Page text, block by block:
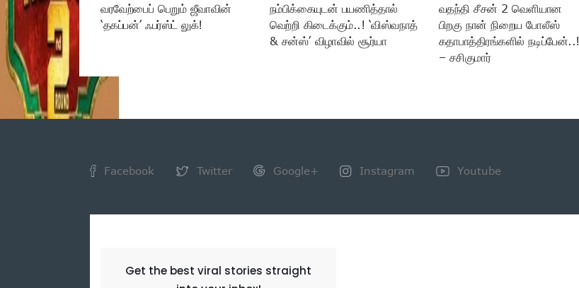
வரவேற்பைப் பெறும் ஜீவாவின்
‘தகப்பன்’ ஃபர்ஸ்ட் லுக்!
நம்பிக்கையுடன் பயணித்தால்
வெற்றி கிடைக்கும்..! ‘விஸ்வநாத்
& சன்ஸ்’ விழாவில் சூர்யா
வதந்தி சீசன் 2 வெளியான
பிறகு நான் நிறைய போலீஸ்
கதாபாத்திரங்களில் நடிப்பேன்..!
– சசிகுமார்
Facebook Twitter Google+ Instagram Youtube
Get the best viral stories straight